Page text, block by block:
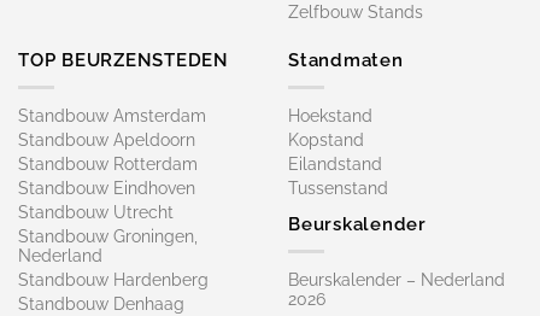
Zelfbouw Stands
TOP BEURZENSTEDEN
Standbouw Amsterdam
Standbouw Apeldoorn
Standbouw Rotterdam
Standbouw Eindhoven
Standbouw Utrecht
Standbouw Groningen,
Nederland
Standbouw Hardenberg
Standbouw Denhaag
Standmaten
Hoekstand
Kopstand
Eilandstand
Tussenstand
Beurskalender
Beurskalender – Nederland
2026